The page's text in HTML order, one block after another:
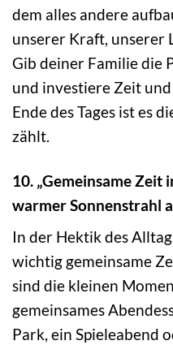
dem alles andere
unserer Kraft, unserer
Gib deiner Familie die
und investiere Zeit
Ende des Tages ist es
zählt.
10. „Gemeinsame Zeit
warmer Sonnenstrahl
In der Hektik des
wichtig gemeinsame
sind die kleinen
gemeinsames
Park, ein Spieleabend